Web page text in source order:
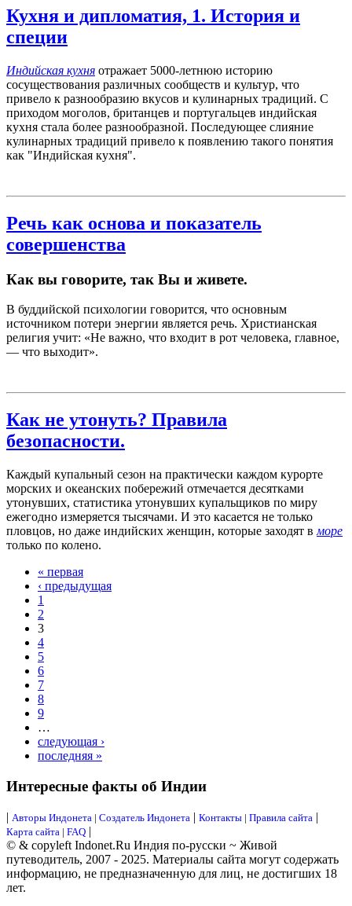
Кухня и дипломатия, 1. История и
специи
Индийская кухня отражает 5000-летнюю историю
сосуществования различных сообществ и культур, что
привело к разнообразию вкусов и кулинарных традиций. С
приходом моголов, британцев и португальцев индийская
кухня стала более разнообразной. Последующее слияние
кулинарных традиций привело к появлению такого понятия
как "Индийская кухня".
Речь как основа и показатель
совершенства
Как вы говорите, так Вы и живете.
В буддийской психологии говорится, что основным
источником потери энергии является речь. Христианская
религия учит: «Не важно, что входит в рот человека, главное,
— что выходит».
Как не утонуть? Правила
безопасности.
Каждый купальный сезон на практически каждом курорте
морских и океанских побережий отмечается десятками
утонувших, статистика утонувших купальщиков по миру
ежегодно измеряется тысячами. И это касается не только
пловцов, но даже индийских женщин, которые заходят в море
только по колено.
« первая
‹ предыдущая
1
2
3
4
5
6
7
8
9
…
следующая ›
последняя »
Интересные факты об Индии
| Авторы Индонета | Создатель Индонета | Контакты | Правила сайта |
Карта сайта | FAQ |
© & copyleft Indonet.Ru Индия по-русски ~ Живой
путеводитель, 2007 - 2025. Материалы сайта могут содержать
информацию, не предназначенную для лиц, не достигших 18
лет.